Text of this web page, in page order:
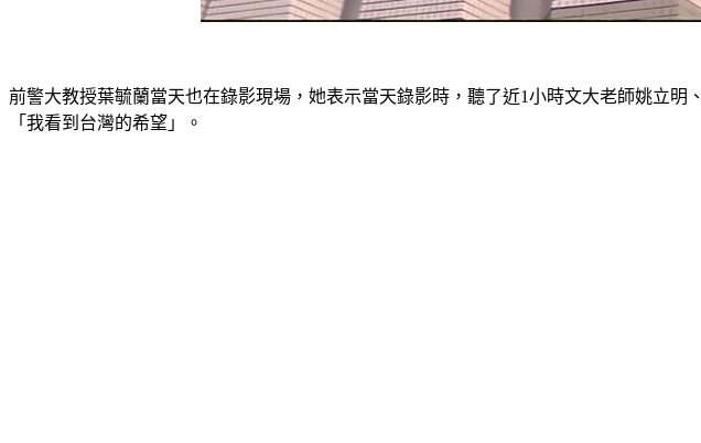
前警大教授葉毓蘭當天也在錄影現場，她表示當天錄影時，聽了近1小時文大老師姚立
「我看到台灣的希望」。